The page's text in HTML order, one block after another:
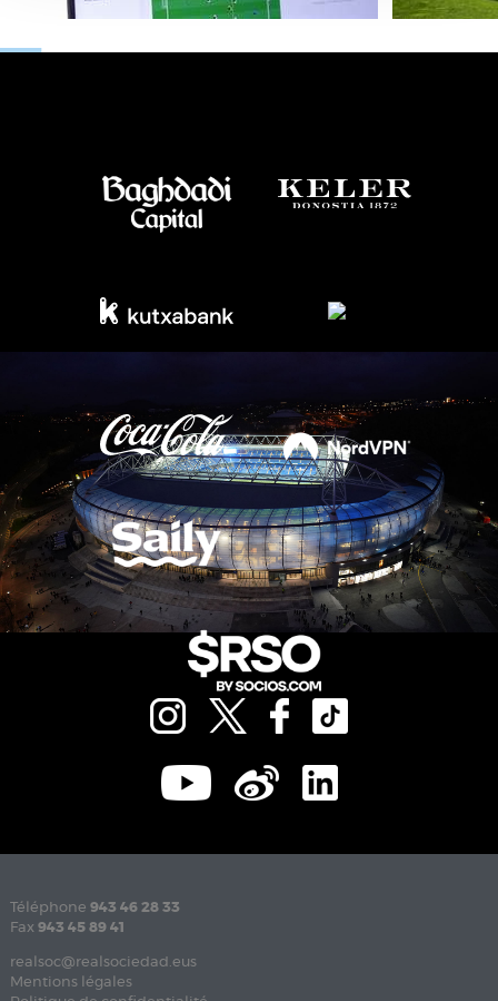
Téléphone 943 46 28 33
Fax 943 45 89 41
realsoc@realsociedad.eus
Mentions légales